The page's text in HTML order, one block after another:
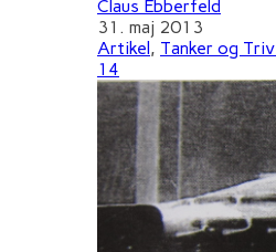
Claus Ebberfeld
31. maj 2013
Artikel , Tanker og
14